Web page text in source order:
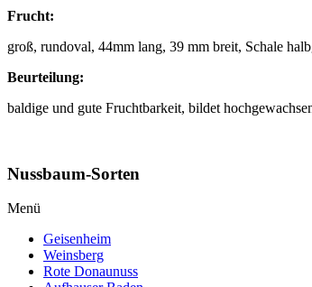
Frucht:
groß, rundoval, 44mm lang, 39 mm breit, Schale
Beurteilung:
baldige und gute Fruchtbarkeit, bildet
Nussbaum-Sorten
Menü
Geisenheim
Weinsberg
Rote Donaunuss